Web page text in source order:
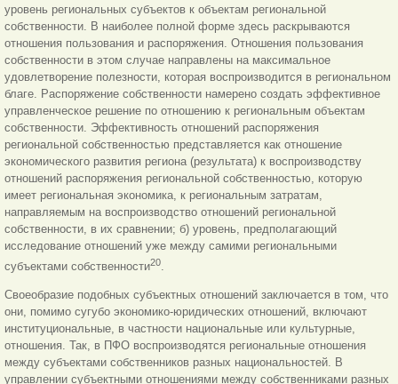
уровень региональных субъектов к объектам региональной
собственности. В наиболее полной форме здесь раскрываются
отношения пользования и распоряжения. Отношения пользования
собственности в этом случае направлены на максимальное
удовлетворение полезности, которая воспроизводится в региональном
благе. Распоряжение собственности намерено создать эффективное
управленческое решение по отношению к региональным объектам
собственности. Эффективность отношений распоряжения
региональной собственностью представляется как отношение
экономического развития региона (результата) к воспроизводству
отношений распоряжения региональной собственностью, которую
имеет региональная экономика, к региональным затратам,
направляемым на воспроизводство отношений региональной
собственности, в их сравнении; б) уровень, предполагающий
исследование отношений уже между самими региональными
субъектами собственности20
Своеобразие подобных субъектных отношений заключается в том, что
они, помимо сугубо экономико-юридических отношений, включают
институциональные, в частности национальные или культурные,
отношения. Так, в ПФО воспроизводятся региональные отношения
между субъектами собственников разных национальностей. В
управлении субъектными отношениями между собственниками разных